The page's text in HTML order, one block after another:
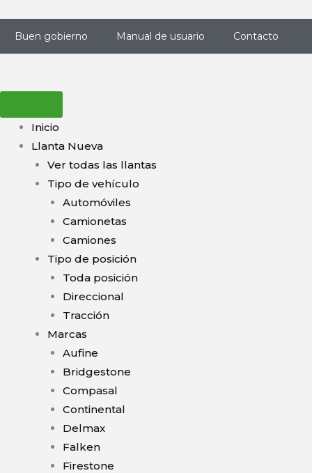
contenido
Buen gobierno Manual de usuario Contacto
Inicio
Llanta Nueva
Ver todas las llantas
Tipo de vehículo
Automóviles
Camionetas
Camiones
Tipo de posición
Toda posición
Direccional
Tracción
Marcas
Aufine
Bridgestone
Compasal
Continental
Delmax
Falken
Firestone